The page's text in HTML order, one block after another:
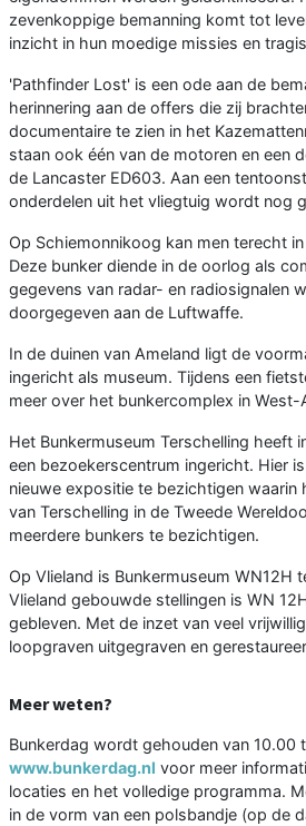
zevenkoppige bemanning komt tot
inzicht in hun moedige missies en
'Pathfinder Lost' is een ode aan de
herinnering aan de offers die zij
documentaire te zien in het
staan ook één van de motoren en een
de Lancaster ED603. Aan een
onderdelen uit het vliegtuig wordt nog
Op Schiemonnikoog kan men terecht
Deze bunker diende in de oorlog als
gegevens van radar- en radiosignalen
doorgegeven aan de Luftwaffe.
In de duinen van Ameland ligt de
ingericht als museum. Tijdens een
meer over het bunkercomplex in West-
Het Bunkermuseum Terschelling heeft
een bezoekerscentrum ingericht. Hier
nieuwe expositie te bezichtigen
van Terschelling in de Tweede
meerdere bunkers te bezichtigen.
Op Vlieland is Bunkermuseum WN12H
Vlieland gebouwde stellingen is WN
gebleven. Met de inzet van veel
loopgraven uitgegraven en
Meer weten?
Bunkerdag wordt gehouden van 10.00
www.bunkerdag.nl voor meer
locaties en het volledige programma.
in de vorm van een polsbandje (op de